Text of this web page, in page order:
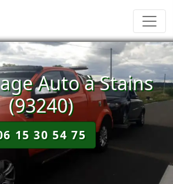
Auto à Stains
(93240)
15 30 54 75